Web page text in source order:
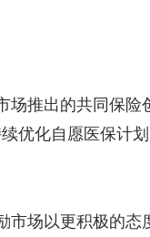
推出的共同保险
优化自愿医保计划
市场以更积极的态